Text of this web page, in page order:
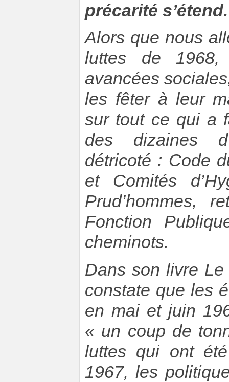
précarité s’étend.
Alors que nous
luttes de
avancées
les fêter à leur
sur tout ce qui a
des dizaines
détricoté : Code
et Comités
Prud’hommes,
Fonction
cheminots.
Dans son livre
constate que les
en mai et juin
« un coup de
luttes qui ont
1967, les